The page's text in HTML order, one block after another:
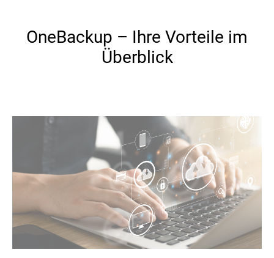
OneBackup – Ihre Vorteile im
Überblick